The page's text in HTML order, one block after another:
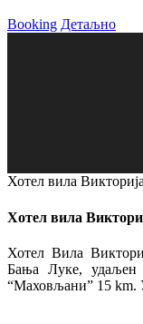
Booking Детаљно
Хотел вила
Хотел вила
Хотел Вила
Бања Луке, удаљен
“Маховљани” 15 km.